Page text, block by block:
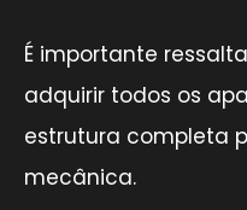
É importante
adquirir todos os
estrutura completa
mecânica.